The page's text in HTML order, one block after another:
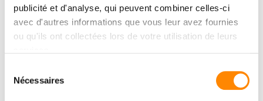
publicité et d'analyse, qui peuvent combiner celles-ci
avec d'autres informations que vous leur avez fournies
ou qu'ils ont collectées lors de votre utilisation de leurs
Nécessaires